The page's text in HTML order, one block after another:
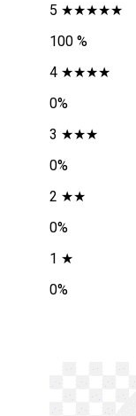
5 ★★★★★
100 %
4 ★★★★
0%
3 ★★★
0%
2 ★★
0%
1 ★
0%